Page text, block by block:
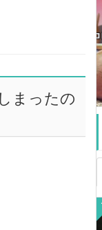
まったの